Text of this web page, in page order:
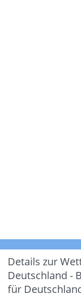
Details zur
Deutschland -
für